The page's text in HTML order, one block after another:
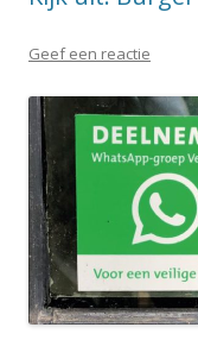
Geef een reactie